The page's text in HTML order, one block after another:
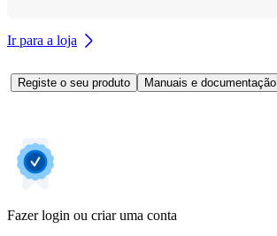
Ir para a loja
Registe o seu produto Manuais e documentação
Fazer login ou criar uma conta